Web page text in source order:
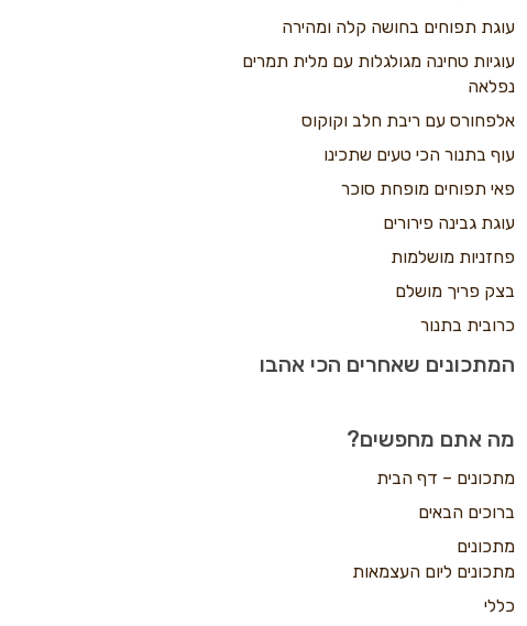
עוגת תפוחים בחושה קלה ומהירה
עוגיות טחינה מגולגלות עם מלית תמרים
נפלאה
אלפחורס עם ריבת חלב וקוקוס
עוף בתנור הכי טעים שתכינו
פאי תפוחים מופחת סוכר
עוגת גבינה פירורים
פחזניות מושלמות
בצק פריך מושלם
כרובית בתנור
המתכונים שאחרים הכי אהבו
מה אתם מחפשים?
מתכונים – דף הבית
ברוכים הבאים
מתכונים
מתכונים ליום העצמאות
כללי